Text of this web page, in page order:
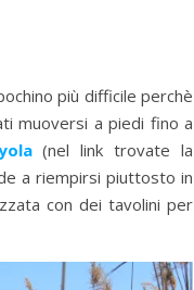
più difficile perchè
muoversi a piedi fino a
(nel link trovate la
a riempirsi piuttosto in
con dei tavolini per